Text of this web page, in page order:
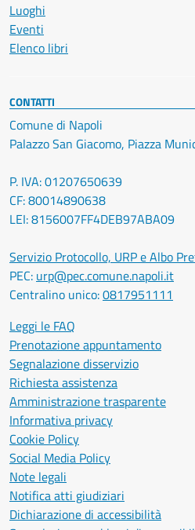
Luoghi
Eventi
Elenco libri
CONTATTI
Comune di Napoli
Palazzo San Giacomo, Piazza
P. IVA: 01207650639
CF: 80014890638
LEI: 8156007FF4DEB97ABA09
Servizio Protocollo, URP e Albo
PEC: urp@pec.comune.napoli.it
Centralino unico:0817951111
Leggi le FAQ
Prenotazione appuntamento
Segnalazione disservizio
Richiesta assistenza
Amministrazione trasparente
Informativa privacy
Cookie Policy
Social Media Policy
Note legali
Notifica atti giudiziari
Dichiarazione di accessibilità